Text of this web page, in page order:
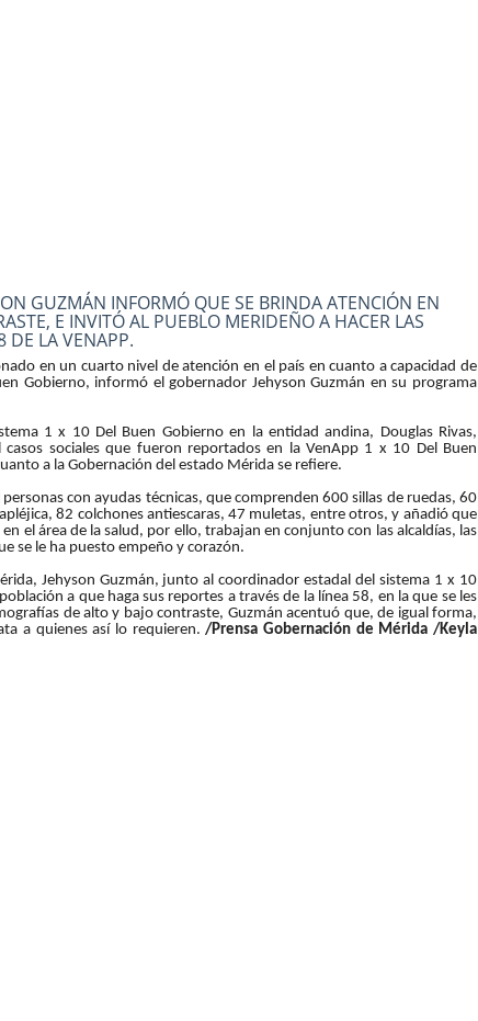
GUZMÁN INFORMÓ QUE SE BRINDA ATENCIÓN EN
E INVITÓ AL PUEBLO MERIDEÑO A HACER LAS
DE LA VENAPP.
en un cuarto nivel de atención en el país en cuanto a capacidad de
Gobierno, informó el gobernador Jehyson Guzmán en su programa
1 x 10 Del Buen Gobierno en la entidad andina, Douglas Rivas,
sociales que fueron reportados en la VenApp 1 x 10 Del Buen
a la Gobernación del estado Mérida se refiere.
con ayudas técnicas, que comprenden 600 sillas de ruedas, 60
82 colchones antiescaras, 47 muletas, entre otros, y añadió que
el área de la salud, por ello, trabajan en conjunto con las alcaldías, las
se le ha puesto empeño y corazón.
Jehyson Guzmán, junto al coordinador estadal del sistema 1 x 10
a que haga sus reportes a través de la línea 58, en la que se les
de alto y bajo contraste, Guzmán acentuó que, de igual forma,
a quienes así lo requieren. /Prensa Gobernación de Mérida /Keyla